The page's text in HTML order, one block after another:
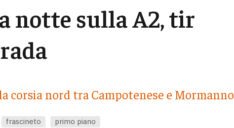
notte sulla A2, tir
corsia nord tra Campotenese e Mormanno
frascineto primo piano